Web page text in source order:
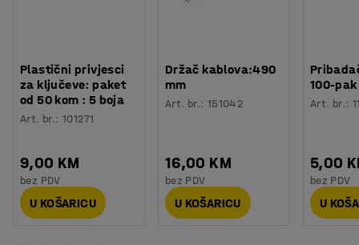
Težina: 45,5 kg
Montaža: Dolazi nesastavljeno
Testirano: EN 15372
Plastični privjesci
za ključeve: paket
od 50 kom : 5 boja
Art. br.:101271
9,00 KM
bez PDV
U KOŠARICU
Držač kablova:490
mm
Art. br.: 151042
16,00 KM
bez PDV
U KOŠARICU
100-pak
Art. br.:
5,00
bez PDV
U